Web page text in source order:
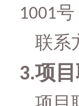
1001号
联系
3.项